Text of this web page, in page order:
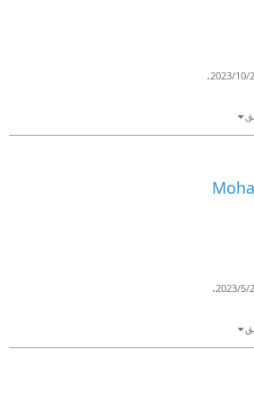
21‏/
.
.